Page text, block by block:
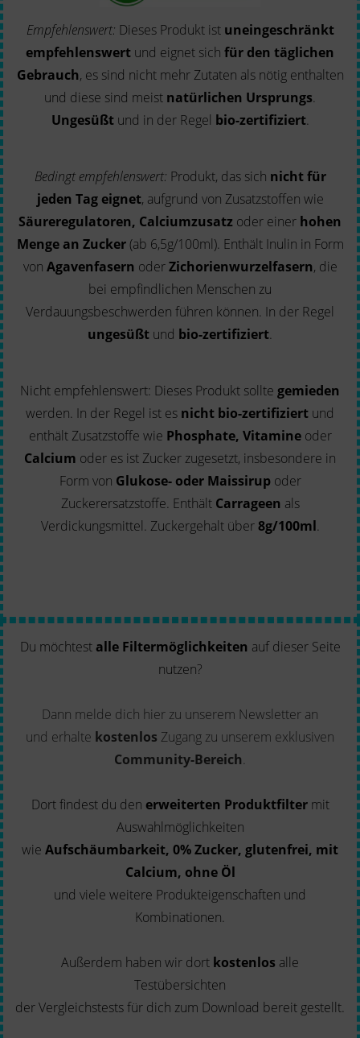
Empfehlenswert: Dieses Produkt ist uneingeschränkt
empfehlenswert und eignet sich für den täglichen
Gebrauch, es sind nicht mehr Zutaten als nötig enthalten
und diese sind meist natürlichen Ursprungs.
Ungesüßtund in der Regel bio-zertifiziert.
Bedingt empfehlenswert: Produkt, das sich nicht für
jeden Tag eignet, aufgrund von Zusatzstoffen wie
Säureregulatoren, Calciumzusatz oder einer hohen
Menge an Zucker(ab 6,5g/100ml). Enthält Inulin in Form
von Agavenfasern oderZichorienwurzelfasern, die
bei empfindlichen Menschen zu
Verdauungsbeschwerden führen können. In der Regel
ungesüßt und bio-zertifiziert.
Nicht empfehlenswert: Dieses Produkt sollte gemieden
werden. In der Regel ist es nicht bio-zertifiziert und
enthält Zusatzstoffe wie Phosphate, Vitamine oder
Calcium oder es ist Zucker zugesetzt, insbesondere in
Form von Glukose- oder Maissirupoder
Zuckerersatzstoffe. Enthält Carrageen als
Verdickungsmittel. Zuckergehalt über8g/100ml.
Du möchtest alle Filtermöglichkeiten auf dieser Seite
nutzen?
Dann melde dich hier zu unserem Newsletter an
und erhalte kostenlos Zugang zu unserem exklusiven
Community-Bereich.
Dort findest du den erweiterten Produktfiltermit
Auswahlmöglichkeiten
wie Aufschäumbarkeit, 0% Zucker, glutenfrei, mit
Calcium, ohne Öl
und viele weitere Produkteigenschaften und
Kombinationen.
Außerdem haben wir dort kostenlos alle
Testübersichten
der Vergleichstests für dich zum Download bereit gestellt.